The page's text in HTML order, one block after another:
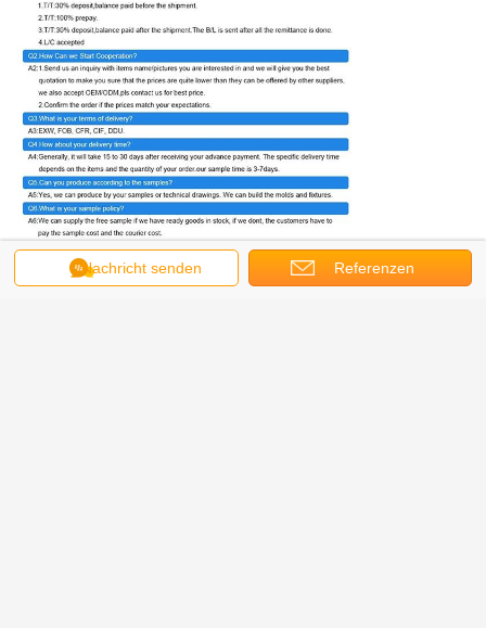
Umbauten:farbiges Polypropylenseil ,
Polypropyleneinzelfadenseil,Polypropylenankerlinie
Nachricht senden Referenzen